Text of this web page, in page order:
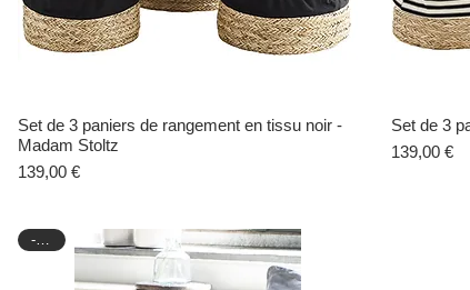
Aperçu rapide
Set de 3 paniers de rangement en tissu noir -
Madam Stoltz
Prix
139,00 €
Set de 3
Prix
139,00 €